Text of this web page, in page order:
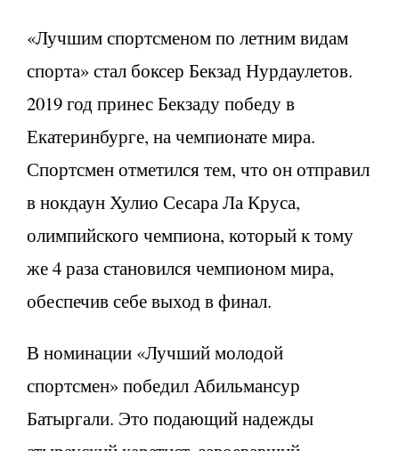
«Лучшим спортсменом по летним видам
спорта» стал боксер Бекзад Нурдаулетов.
2019 год принес Бекзаду победу в
Екатеринбурге, на чемпионате мира.
Спортсмен отметился тем, что он отправил
в нокдаун Хулио Сесара Ла Круса,
олимпийского чемпиона, который к тому
же 4 раза становился чемпионом мира,
обеспечив себе выход в финал.
В номинации «Лучший молодой
спортсмен» победил Абильмансур
Батыргали. Это подающий надежды